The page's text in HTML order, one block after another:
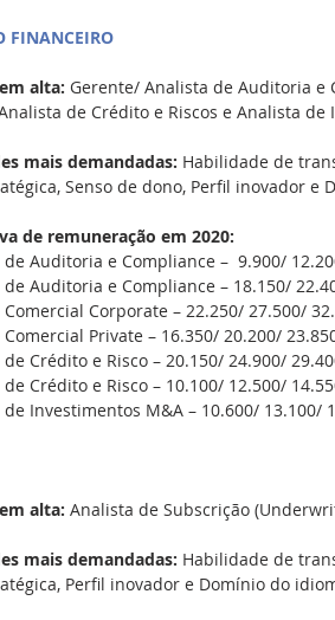
FINANCEIRO
alta: Gerente/ Analista de Auditoria e
de Crédito e Riscos e Analista de
mais demandadas: Habilidade de
Senso de dono, Perfil inovador e
de remuneração em 2020:
de Auditoria e Compliance –  9.900/
de Auditoria e Compliance – 18.150/
Comercial Corporate – 22.250/ 27.500/
Comercial Private – 16.350/ 20.200/
de Crédito e Risco – 20.150/ 24.900/
de Crédito e Risco – 10.100/ 12.500/
de Investimentos M&A – 10.600/ 13.100/
alta: Analista de Subscrição
mais demandadas: Habilidade de
Perfil inovador e Domínio do